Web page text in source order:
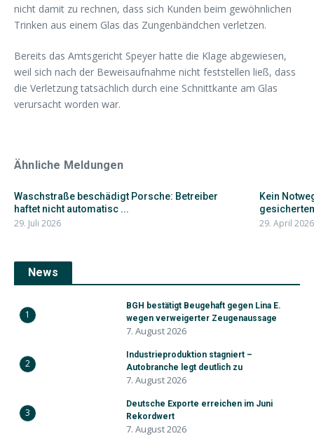
nicht damit zu rechnen, dass sich Kunden beim gewöhnlichen
Trinken aus einem Glas das Zungenbändchen verletzen.
Bereits das Amtsgericht Speyer hatte die Klage abgewiesen,
weil sich nach der Beweisaufnahme nicht feststellen ließ, dass
die Verletzung tatsächlich durch eine Schnittkante am Glas
verursacht worden war.
Ähnliche Meldungen
Waschstraße beschädigt Porsche: Betreiber
haftet nicht automatisc ...
29. Juli 2026
Kein
29. April 2026
News
1
BGH bestätigt Beugehaft gegen Lina E.
wegen verweigerter Zeugenaussage
7. August 2026
2
Industrieproduktion stagniert –
Autobranche legt deutlich zu
7. August 2026
3
Deutsche Exporte erreichen im Juni
Rekordwert
7. August 2026